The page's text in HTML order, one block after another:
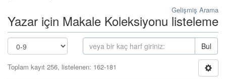
Gelişmiş Arama
Yazar için Makale Koleksiyonu listeleme
Bul
Toplam kayıt 256, listelenen: 162-181